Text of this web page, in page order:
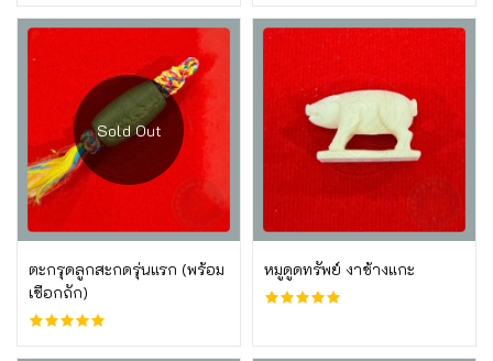
ตะกรุดลูกสะกดรุ่นแรก (พร้อม
เชือกถัก)
อ่านเพิ่ม หมูดูดทรัพย์ งาช้างแกะ
บูชาเลย